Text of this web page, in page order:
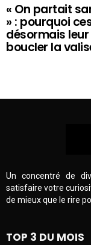
« On partait
» : pourquoi
désormais
boucler la
Un concentré de
satisfaire votre
de mieux que le rire
TOP 3 DU MOIS